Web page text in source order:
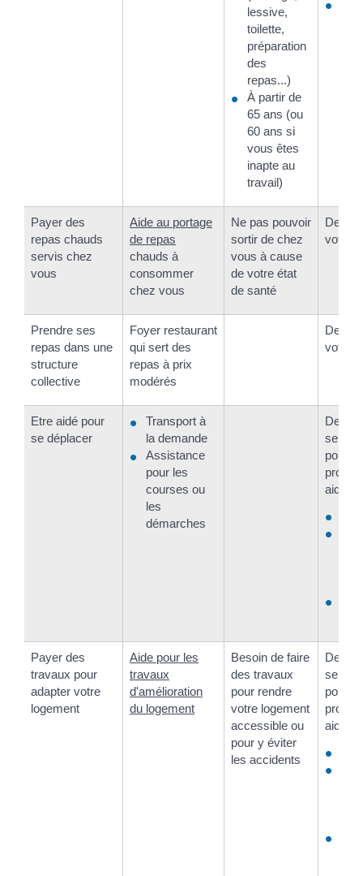
lessive,
toilette,
préparation
des
repas...)
À partir de
65 ans (ou
60 ans si
vous êtes
inapte au
travail)
Payer des
repas chauds
servis chez
vous
Aide au portage
de repas
chauds à
consommer
chez vous
Ne pas pouvoir
sortir de chez
vous à cause
de votre état
de santé
votre
Prendre ses
repas dans une
structure
collective
Foyer restaurant
qui sert des
repas à prix
modérés
votre
Etre aidé pour
se déplacer
Transport à
la demande
Assistance
pour les
courses ou
les
démarches
aide :
Payer des
travaux pour
adapter votre
logement
Aide pour les
travaux
d'amélioration
du logement
Besoin de faire
des travaux
pour rendre
votre logement
accessible ou
pour y éviter
les accidents
aide :